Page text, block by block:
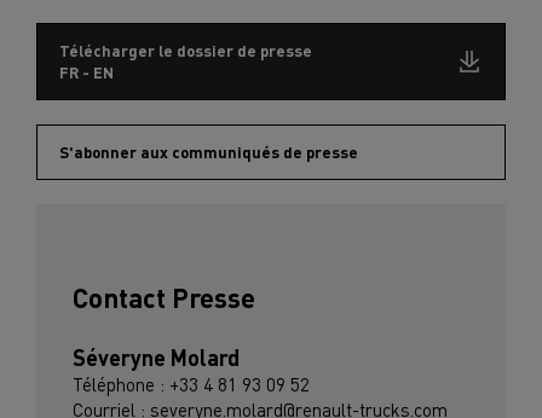
Télécharger le dossier de presse
FR - EN
S'abonner aux communiqués de presse
Contact Presse
Séveryne Molard
Téléphone : +33 4 81 93 09 52
Courriel : severyne.molard@renault-trucks.com